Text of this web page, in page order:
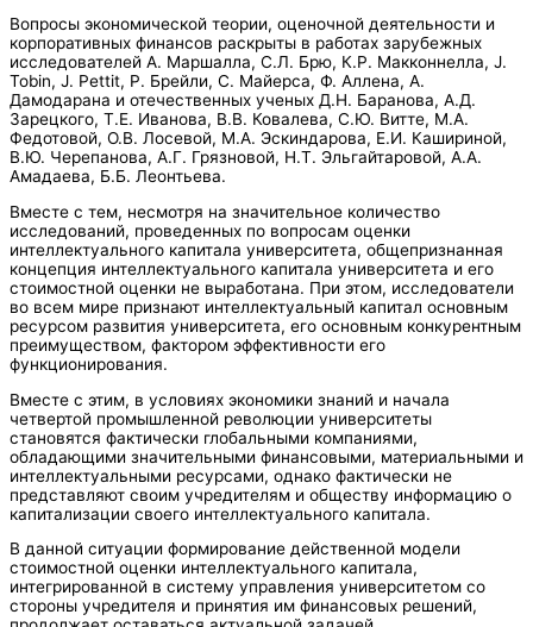
Вопросы экономической теории, оценочной деятельности и
корпоративных финансов раскрыты в работах зарубежных
исследователей А. Маршалла, С.Л. Брю, К.Р. Макконнелла, J.
Tobin, J. Pettit, Р. Брейли, С. Майерса, Ф. Аллена, А.
Дамодарана и отечественных ученых Д.Н. Баранова, А.Д.
Зарецкого, Т.Е. Иванова, В.В. Ковалева, С.Ю. Витте, М.А.
Федотовой, О.В. Лосевой, М.А. Эскиндарова, Е.И. Кашириной,
В.Ю. Черепанова, А.Г. Грязновой, Н.Т. Эльгайтаровой, А.А.
Амадаева, Б.Б. Леонтьева.
Вместе с тем, несмотря на значительное количество
исследований, проведенных по вопросам оценки
интеллектуального капитала университета, общепризнанная
концепция интеллектуального капитала университета и его
стоимостной оценки не выработана. При этом, исследователи
во всем мире признают интеллектуальный капитал основным
ресурсом развития университета, его основным конкурентным
преимуществом, фактором эффективности его
функционирования.
Вместе с этим, в условиях экономики знаний и начала
четвертой промышленной революции университеты
становятся фактически глобальными компаниями,
обладающими значительными финансовыми, материальными и
интеллектуальными ресурсами, однако фактически не
представляют своим учредителям и обществу информацию о
капитализации своего интеллектуального капитала.
В данной ситуации формирование действенной модели
стоимостной оценки интеллектуального капитала,
интегрированной в систему управления университетом со
стороны учредителя и принятия им финансовых решений,